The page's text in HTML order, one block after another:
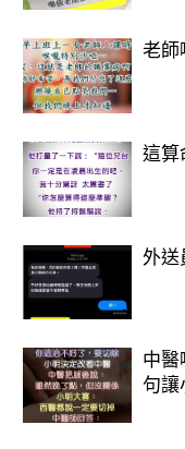
老師
這算
外送
中醫
句讓